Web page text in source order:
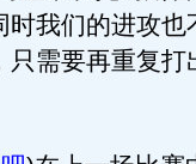
我们的进攻也
需要再重复打